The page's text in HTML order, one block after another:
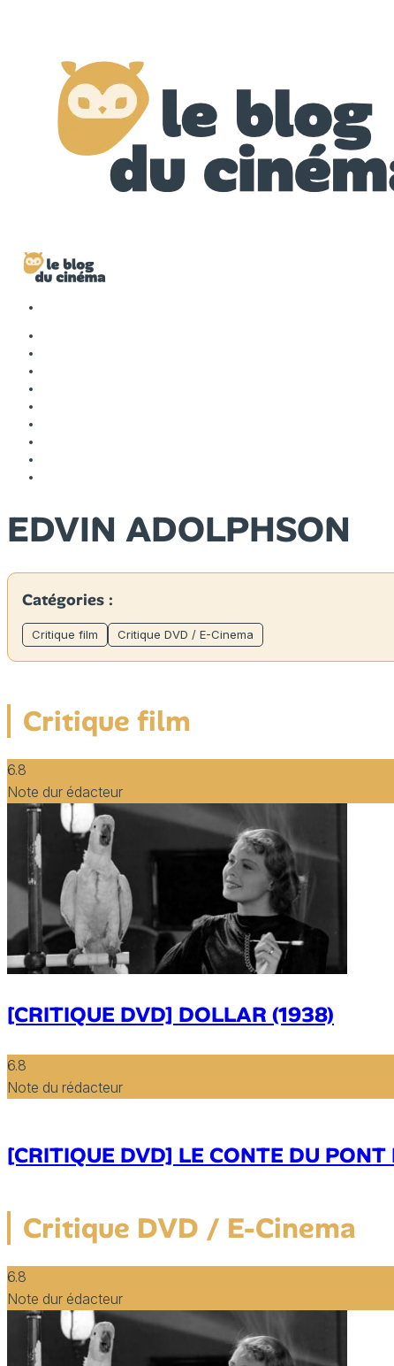
EDVIN ADOLPHSON
Catégories :
Critique film Critique DVD / E-Cinema
Critique film
6.8
Note dur édacteur
[CRITIQUE DVD] DOLLAR (1938)
6.8
Note du rédacteur
[CRITIQUE DVD] LE CONTE DU PONT
Critique DVD / E-Cinema
6.8
Note dur édacteur